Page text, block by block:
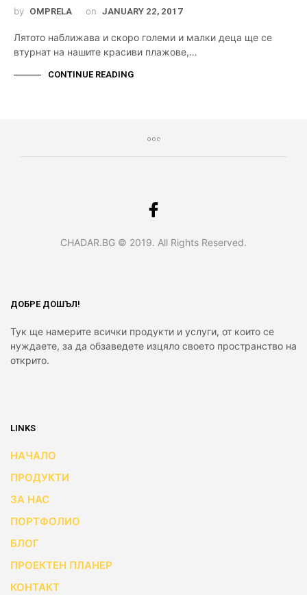
by OMPRELA on JANUARY 22, 2017
Лятото наближава и скоро големи и малки деца ще се
втурнат на нашите красиви плажове,…
CONTINUE READING
CHADAR.BG © 2019. All Rights Reserved.
ДОБРЕ ДОШЪЛ!
Тук ще намерите всички продукти и услуги, от които се
нуждаете, за да обзаведете изцяло своето пространство на
открито.
LINKS
НАЧАЛО
ПРОДУКТИ
ЗА НАС
ПОРТФОЛИО
БЛОГ
ПРОЕКТЕН ПЛАНЕР
КОНТАКТ